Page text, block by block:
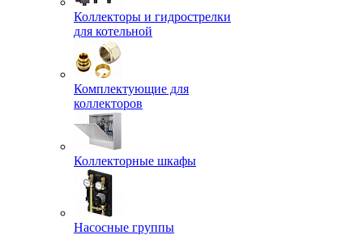
Коллекторы и гидрострелки
для котельной
Комплектующие для
коллекторов
Коллекторные шкафы
Насосные группы